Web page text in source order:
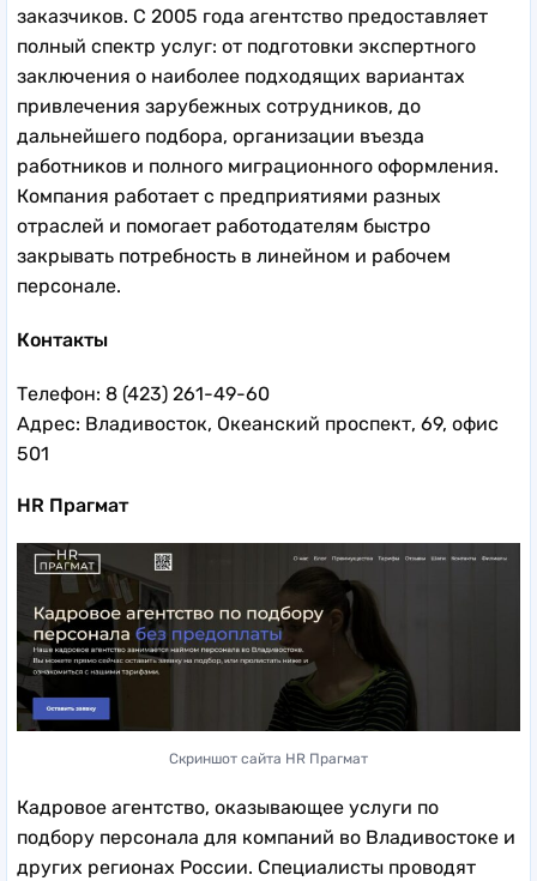
заказчиков. С 2005 года агентство предоставляет
полный спектр услуг: от подготовки экспертного
заключения о наиболее подходящих вариантах
привлечения зарубежных сотрудников, до
дальнейшего подбора, организации въезда
работников и полного миграционного оформления.
Компания работает с предприятиями разных
отраслей и помогает работодателям быстро
закрывать потребность в линейном и рабочем
персонале.
Контакты
Телефон: 8 (423) 261-49-60
Адрес: Владивосток, Океанский проспект, 69, офис
501
HR Прагмат
Скриншот сайта HR Прагмат
Кадровое агентство, оказывающее услуги по
подбору персонала для компаний во Владивостоке и
других регионах России. Специалисты проводят